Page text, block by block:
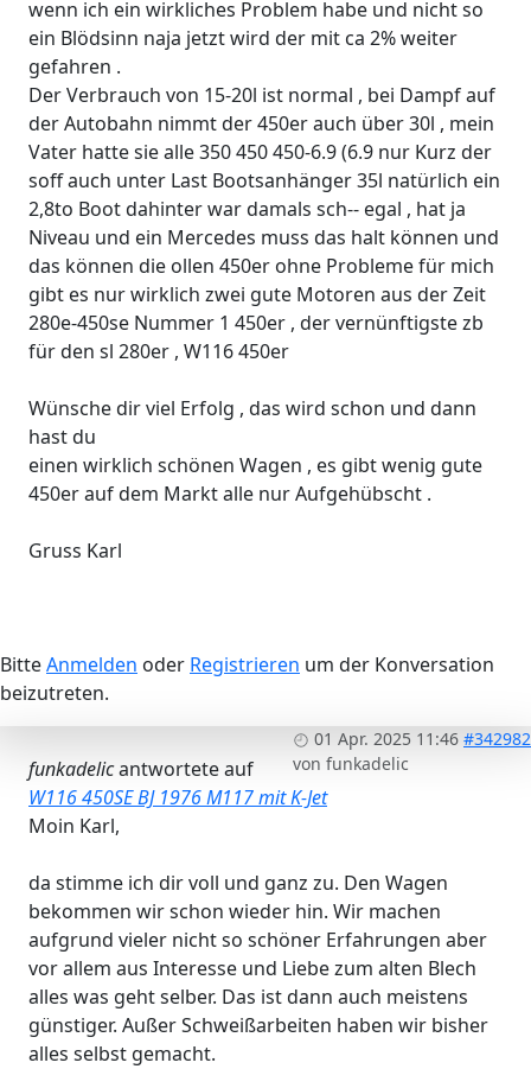
wenn ich ein wirkliches Problem habe und nicht so
ein Blödsinn naja jetzt wird der mit ca 2% weiter
gefahren .
Der Verbrauch von 15-20l ist normal , bei Dampf auf
der Autobahn nimmt der 450er auch über 30l , mein
Vater hatte sie alle 350 450 450-6.9 (6.9 nur Kurz der
soff auch unter Last Bootsanhänger 35l natürlich ein
2,8to Boot dahinter war damals sch-- egal , hat ja
Niveau und ein Mercedes muss das halt können und
das können die ollen 450er ohne Probleme für mich
gibt es nur wirklich zwei gute Motoren aus der Zeit
280e-450se Nummer 1 450er , der vernünftigste zb
für den sl 280er , W116 450er
Wünsche dir viel Erfolg , das wird schon und dann
hast du
einen wirklich schönen Wagen , es gibt wenig gute
450er auf dem Markt alle nur Aufgehübscht .
Gruss Karl
BitteAnmelden oder Registrieren um der Konversation
beizutreten.
01 Apr. 2025 11:46 #342982
von funkadelic
funkadelicantwortete auf
W116 450SE BJ 1976 M117 mit K-Jet
Moin Karl,
da stimme ich dir voll und ganz zu. Den Wagen
bekommen wir schon wieder hin. Wir machen
aufgrund vieler nicht so schöner Erfahrungen aber
vor allem aus Interesse und Liebe zum alten Blech
alles was geht selber. Das ist dann auch meistens
günstiger. Außer Schweißarbeiten haben wir bisher
alles selbst gemacht.